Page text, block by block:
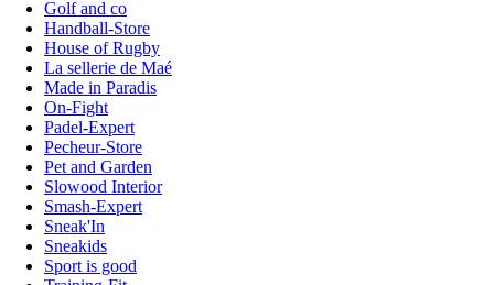
Golf and co
Handball-Store
House of Rugby
La sellerie de Maé
Made in Paradis
On-Fight
Padel-Expert
Pecheur-Store
Pet and Garden
Slowood Interior
Smash-Expert
Sneak'In
Sneakids
Sport is good